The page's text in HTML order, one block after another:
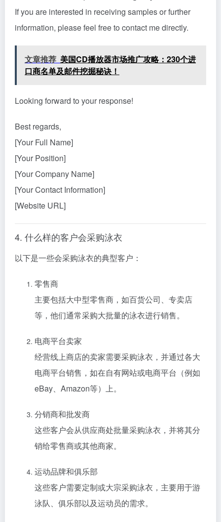
If you are interested in receiving samples or further
information, please feel free to contact me directly.
文章推荐 美国CD播放器市场推广攻略：230个进
口商名单及邮件挖掘秘诀！
Looking forward to your response!
Best regards,
[Your Full Name]
[Your Position]
[Your Company Name]
[Your Contact Information]
[Website URL]
4. 什么样的客户会采购泳衣
以下是一些会采购泳衣的典型客户：
零售商
主要包括大中型零售商，如百货公司、专卖店
等，他们通常采购大批量的泳衣进行销售。
电商平台卖家
经营线上商店的卖家需要采购泳衣，并通过各大
电商平台销售，如在自有网站或电商平台（例如
eBay、Amazon等）上。
分销商和批发商
这些客户会从供应商处批量采购泳衣，并将其分
销给零售商或其他商家。
运动品牌和俱乐部
这些客户需要定制或大宗采购泳衣，主要用于游
泳队、俱乐部以及运动员的需求。